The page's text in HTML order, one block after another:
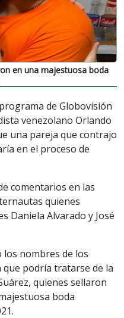
en una majestuosa boda
de Globovisión
venezolano Orlando
una pareja que contrajo
en el proceso de
comentarios en las
quienes
Daniela Alvarado y José
nombres de los
podría tratarse de la
quienes sellaron
boda